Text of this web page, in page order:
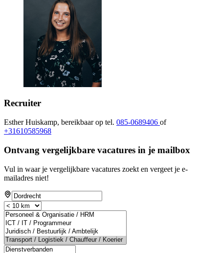
Recruiter
Esther Huiskamp, bereikbaar op tel. 085-0689406 of
+31610585968
Ontvang vergelijkbare vacatures in je mailbox
Vul in waar je vergelijkbare vacatures zoekt en vergeet je e-
mailadres niet!